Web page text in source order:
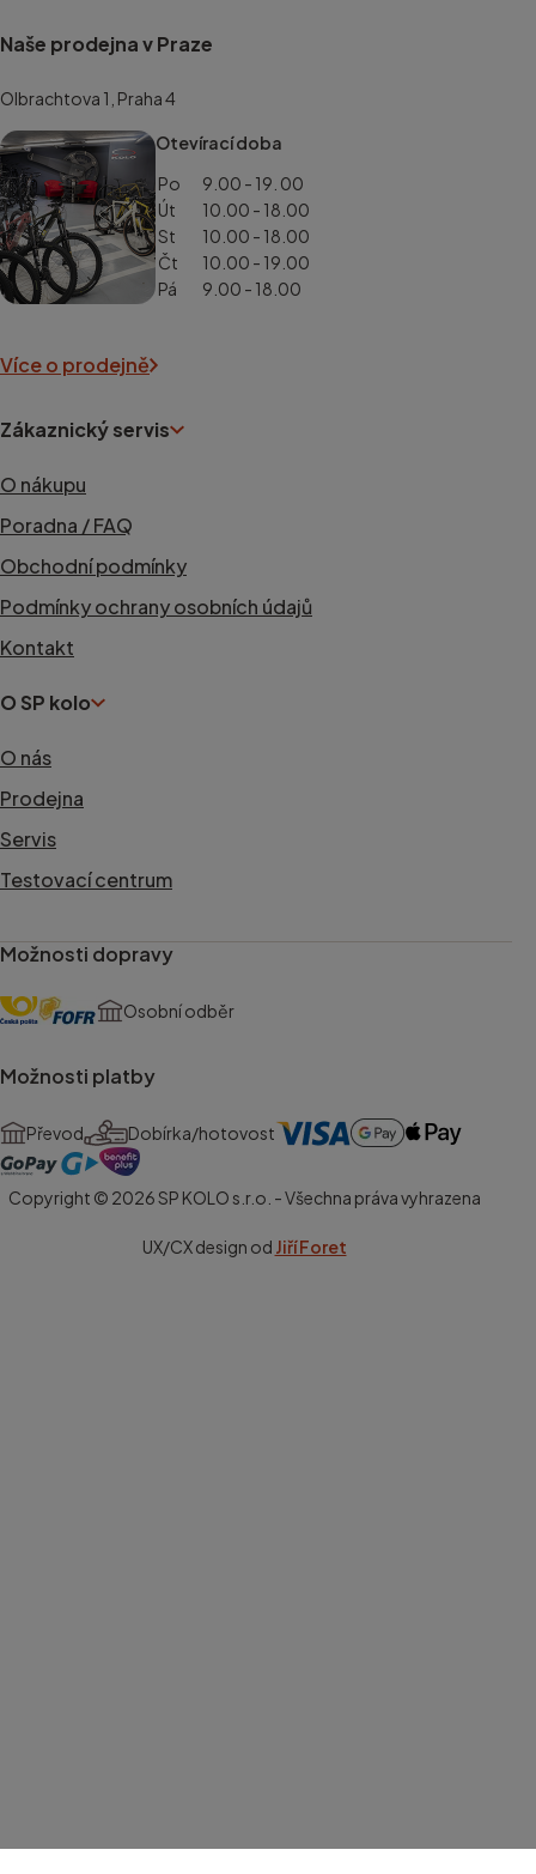
Naše prodejna v Praze
Olbrachtova 1, Praha 4
Otevírací doba
Po
9.00 - 19. 00
Út
10.00 - 18.00
St
10.00 - 18.00
Čt
10.00 - 19.00
Pá
9.00 - 18.00
Více o prodejně
Zákaznický servis
O nákupu
Poradna / FAQ
Obchodní podmínky
Podmínky ochrany osobních údajů
Kontakt
O SP kolo
O nás
Prodejna
Servis
Testovací centrum
Možnosti dopravy
Osobní odběr
Možnosti platby
Převod Dobírka/hotovost
Copyright © 2026 SP KOLO s.r.o. - Všechna práva vyhrazena
UX/CX design od Jiří Foret